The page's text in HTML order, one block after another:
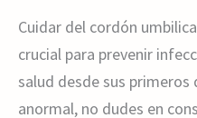
Cuidar del cordón
crucial para prevenir
salud desde sus primeros
anormal, no dudes en